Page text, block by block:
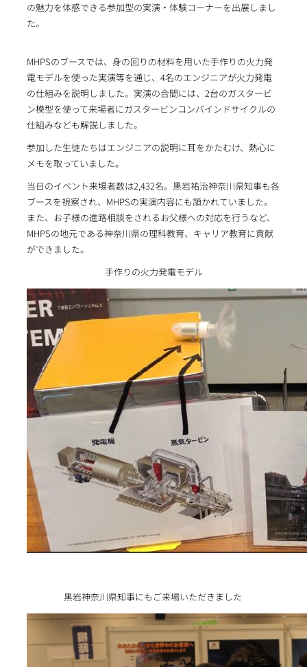
の魅力を体感できる参加型の実演・体験コーナーを出展しまし
た。
MHPSのブースでは、身の回りの材料を用いた手作りの火力発
電モデルを使った実演等を通じ、4名のエンジニアが火力発電
の仕組みを説明しました。実演の合間には、2台のガスタービ
ン模型を使って来場者にガスタービンコンバインドサイクルの
仕組みなども解説しました。
参加した生徒たちはエンジニアの説明に耳をかたむけ、熱心に
メモを取っていました。
当日のイベント来場者数は2,432名。黒岩祐治神奈川県知事も各
ブースを視察され、MHPSの実演内容にも頷かれていました。
また、お子様の進路相談をされるお父様への対応を行うなど、
MHPSの地元である神奈川県の理科教育、キャリア教育に貢献
ができました。
手作りの火力発電モデル
黒岩神奈川県知事にもご来場いただきました